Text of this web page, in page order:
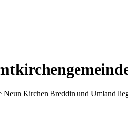
Neun Kirchen Breddin und Umland